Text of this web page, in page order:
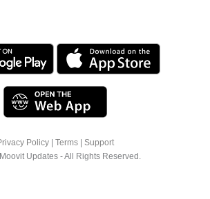
Policy Terms
Support
Updates - All Rights Reserved.
καλύτερη εμπειρία
τοπολιτική cookiesγια